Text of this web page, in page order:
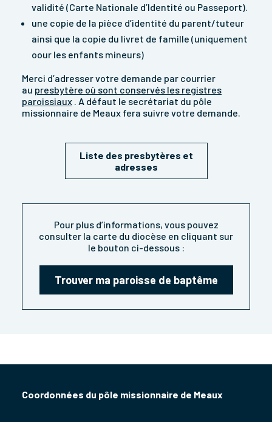
validité (Carte Nationale d’Identité ou Passeport).
une copie de la pièce d’identité du parent/tuteur
ainsi que la copie du livret de famille (uniquement
oour les enfants mineurs)
Merci d’adresser votre demande par courrier
au presbytère où sont conservés les registres
paroissiaux . A défaut le secrétariat du pôle
missionnaire de Meaux fera suivre votre demande.
Liste des presbytères et
adresses
Pour plus d’informations, vous pouvez
consulter la carte du diocèse en cliquant sur
le bouton ci-dessous :
Trouver ma paroisse de baptême
Coordonnées du pôle missionnaire de Meaux